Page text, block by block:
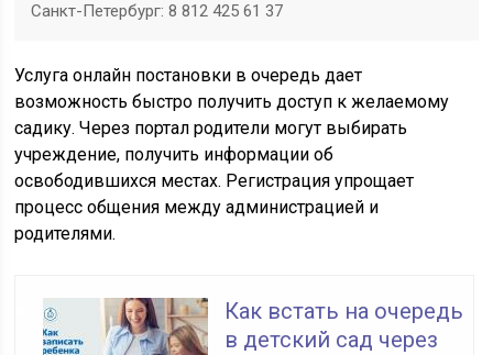
Санкт-Петербург: 8 812 425 61 37
Услуга онлайн постановки в очередь дает
возможность быстро получить доступ к желаемому
садику. Через портал родители могут выбирать
учреждение, получить информации об
освободившихся местах. Регистрация упрощает
процесс общения между администрацией и
родителями.
Как встать на очередь
в детский сад через